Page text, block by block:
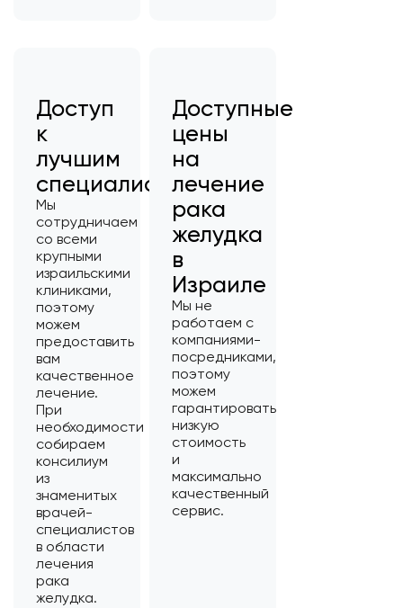
Доступ
к
лучшим
специалистам
Мы
сотрудничаем
со всеми
крупными
израильскими
клиниками,
поэтому
можем
предоставить
вам
качественное
лечение.
При
необходимости
собираем
консилиум
из
знаменитых
врачей-
специалистов
в области
лечения
рака
желудка.
Доступные
цены
на
лечение
рака
желудка
в
Израиле
Мы не
работаем с
компаниями-
посредниками,
поэтому
можем
гарантировать
низкую
стоимость
и
максимально
качественный
сервис.